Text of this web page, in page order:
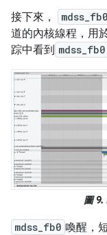
接下來， mdss_fb0
道的內核線程，用
踪中看到 mdss_fb0
圖 9.
mdss_fb0 喚醒，